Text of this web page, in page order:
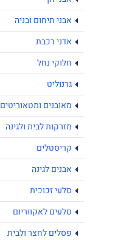
אבני תיחום ובניה
אדני רכבת
חלוקי נחל
גרנוליט
מאובנים ומטאוריטים
מזרקות לבית ולגינה
קריסטלים
אבנים לגינה
סלעי זכוכית
סלעים לאקווריום
פסלים לחצר ולבית